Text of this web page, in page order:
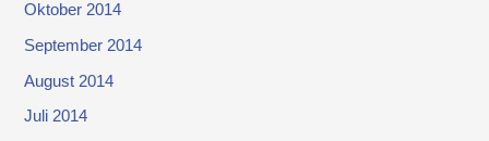
Oktober 2014
September 2014
August 2014
Juli 2014